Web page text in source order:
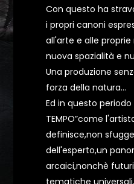
Con questo ha
i propri canoni
all'arte e alle
nuova spazialità e
Una produzione
forza della natura...
Ed in questo periodo
TEMPO”come
definisce,non
dell'esperto,un
arcaici,nonchè
tematiche